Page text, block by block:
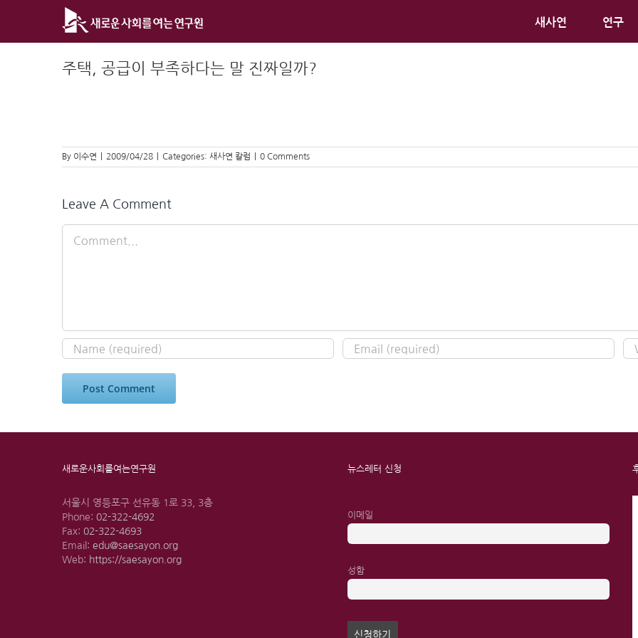
새사연 연구
주택, 공급이 부족하다는 말 진짜일까?
By 이수연 2009/04/28 Categories: 새사연 칼럼 0 Comments
Leave A Comment
새로운사회를여는연구원
서울시 영등포구 선유동 1로 33, 3층
Phone: 02-322-4692
Fax: 02-322-4693
Email: edu@saesayon.org
Web: https://saesayon.org
뉴스레터 신청
이메일
성함